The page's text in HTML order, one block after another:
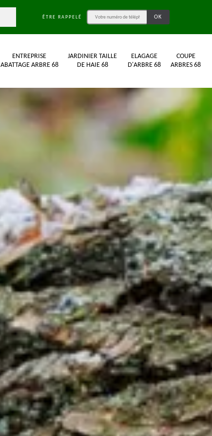
ÊTRE RAPPELÉ
ENTREPRISE
ABATTAGE ARBRE 68
JARDINIER TAILLE
DE HAIE 68
ELAGAGE
D'ARBRE 68
COUPE
ARBRES 68